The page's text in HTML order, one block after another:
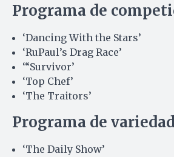
Programa de
‘Dancing With the Stars’
‘RuPaul’s Drag Race’
‘“Survivor’
‘Top Chef’
‘The Traitors’
Programa de
‘The Daily Show’